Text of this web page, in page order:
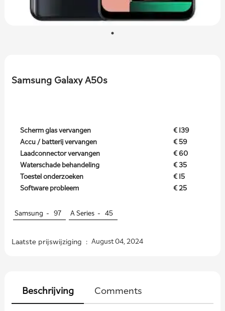
Samsung Galaxy A50s
Scherm glas vervangen
€ 139
Accu / batterij vervangen
€ 59
Laadconnector vervangen
€ 60
Waterschade behandeling
€ 35
Toestel onderzoeken
€ 15
Software probleem
€ 25
Samsung - 97 A Series - 45
Laatste prijswijziging : August 04, 2024
Beschrijving Comments